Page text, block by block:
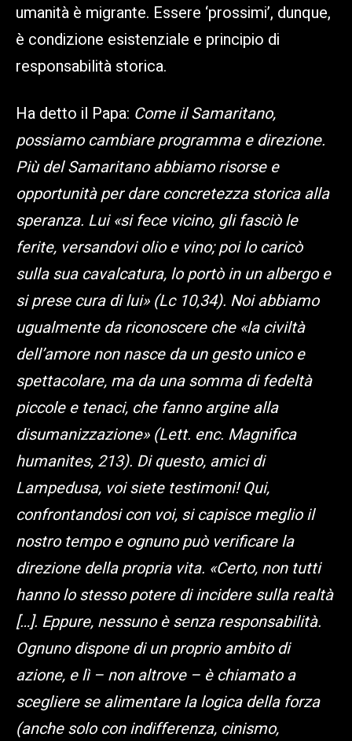
umanità è migrante. Essere ‘prossimi’, dunque,
è condizione esistenziale e principio di
responsabilità storica.
Ha detto il Papa: Come il Samaritano,
possiamo cambiare programma e direzione.
Più del Samaritano abbiamo risorse e
opportunità per dare concretezza storica alla
speranza. Lui «si fece vicino, gli fasciò le
ferite, versandovi olio e vino; poi lo caricò
sulla sua cavalcatura, lo portò in un albergo e
si prese cura di lui» (Lc 10,34). Noi abbiamo
ugualmente da riconoscere che «la civiltà
dell’amore non nasce da un gesto unico e
spettacolare, ma da una somma di fedeltà
piccole e tenaci, che fanno argine alla
disumanizzazione» (Lett. enc. Magnifica
humanites, 213). Di questo, amici di
Lampedusa, voi siete testimoni! Qui,
confrontandosi con voi, si capisce meglio il
nostro tempo e ognuno può verificare la
direzione della propria vita. «Certo, non tutti
hanno lo stesso potere di incidere sulla realtà
[…]. Eppure, nessuno è senza responsabilità.
Ognuno dispone di un proprio ambito di
azione, e lì – non altrove – è chiamato a
scegliere se alimentare la logica della forza
(anche solo con indifferenza, cinismo,